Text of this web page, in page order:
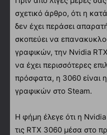
σχετικό άρθρο, ότι η
δεν έχει περάσει
σκοπεύει να
γραφικών, την Nvidia
να έχει περισσότερες
πρόσφατα, η 3060 είναι
γραφικών στο Steam.
Η φήμη έλεγε ότι η
τις RTX 3060 μέσα στο